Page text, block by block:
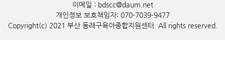
이메일 : bdscc@daum.net
개인정보 보호책임자: 070-7039-9477
Copyright(c) 2021 부산 동래구육아종합지원센터. All rights reserved.